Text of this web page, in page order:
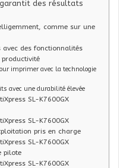
des résultats
comme sur une
avec des fonctionnalités
imprimer avec la technologie
avec une durabilité élevée
SL-K7600GX
SL-K7600GX
pris en charge
SL-K7600GX
pilote
SL-K7600GX